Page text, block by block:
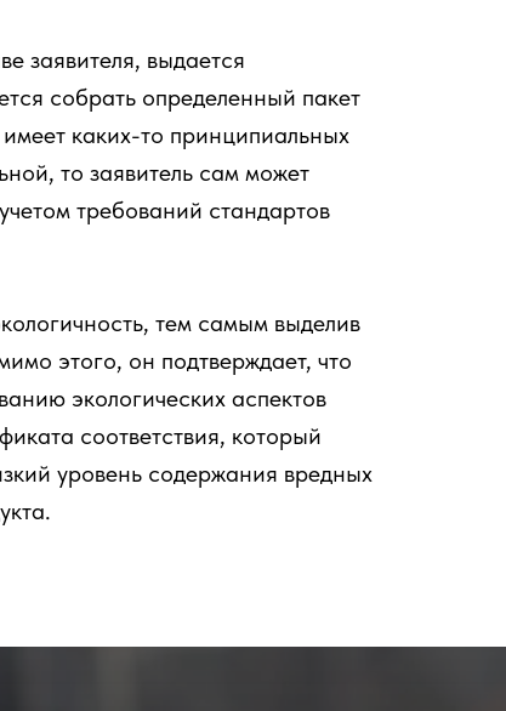
заявителя, выдается
собрать определенный пакет
каких-то принципиальных
то заявитель сам может
требований стандартов
тем самым выделив
этого, он подтверждает, что
экологических аспектов
соответствия, который
уровень содержания вредных